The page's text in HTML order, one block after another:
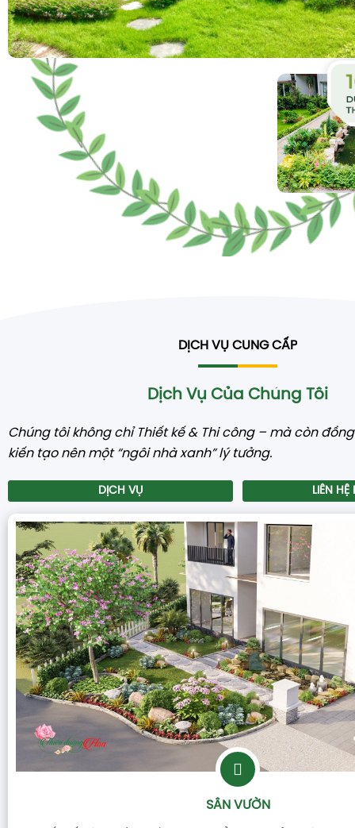
DỊCH VỤ CUNG CẤP
Dịch Vụ Của Chúng Tôi
Chúng tôi không chỉ Thiết kế & Thi công – mà còn
kiến tạo nên một “ngôi nhà xanh” lý tưởng.
DỊCH VỤ LIÊN
SÂN VƯỜN